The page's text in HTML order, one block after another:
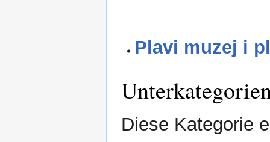
Plavi muzej i
Diese Kategorie